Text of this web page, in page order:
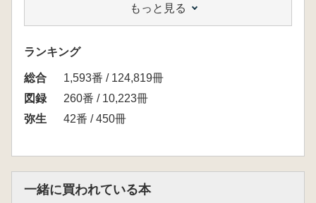
ともに、考古資料からみた渡来集団の問題につ
いても考察します。
【目次】
総説
1. 初期の環濠集落
2. 環濠集落の展開
3. 墳墓の様相
特論2 北部九州の渡来人(集団)―朝鮮系無文
もっと見る
ランキング
総合
1,593番 / 124,819冊
図録
260番 / 10,223冊
弥生
42番 / 450冊
一緒に買われている本